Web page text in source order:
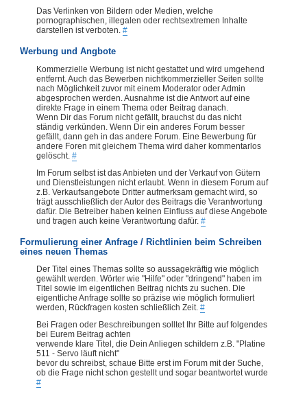
Das Verlinken von Bildern oder Medien, welche
pornographischen, illegalen oder rechtsextremen Inhalte
darstellen ist verboten. #
Werbung und Angbote
Kommerzielle Werbung ist nicht gestattet und wird umgehend
entfernt. Auch das Bewerben nichtkommerzieller Seiten sollte
nach Möglichkeit zuvor mit einem Moderator oder Admin
abgesprochen werden. Ausnahme ist die Antwort auf eine
direkte Frage in einem Thema oder Beitrag danach.
Wenn Dir das Forum nicht gefällt, brauchst du das nicht
ständig verkünden. Wenn Dir ein anderes Forum besser
gefällt, dann geh in das andere Forum. Eine Bewerbung für
andere Foren mit gleichem Thema wird daher kommentarlos
gelöscht. #
Im Forum selbst ist das Anbieten und der Verkauf von Gütern
und Dienstleistungen nicht erlaubt. Wenn in diesem Forum auf
z.B. Verkaufsangebote Dritter aufmerksam gemacht wird, so
trägt ausschließlich der Autor des Beitrags die Verantwortung
dafür. Die Betreiber haben keinen Einfluss auf diese Angebote
und tragen auch keine Verantwortung dafür. #
Formulierung einer Anfrage / Richtlinien beim Schreiben
eines neuen Themas
Der Titel eines Themas sollte so aussagekräftig wie möglich
gewählt werden. Wörter wie "Hilfe" oder "dringend" haben im
Titel sowie im eigentlichen Beitrag nichts zu suchen. Die
eigentliche Anfrage sollte so präzise wie möglich formuliert
werden, Rückfragen kosten schließlich Zeit. #
Bei Fragen oder Beschreibungen solltet Ihr Bitte auf folgendes
bei Eurem Beitrag achten
verwende klare Titel, die Dein Anliegen schildern z.B. "Platine
511 - Servo läuft nicht"
bevor du schreibst, schaue Bitte erst im Forum mit der Suche,
ob die Frage nicht schon gestellt und sogar beantwortet wurde
#